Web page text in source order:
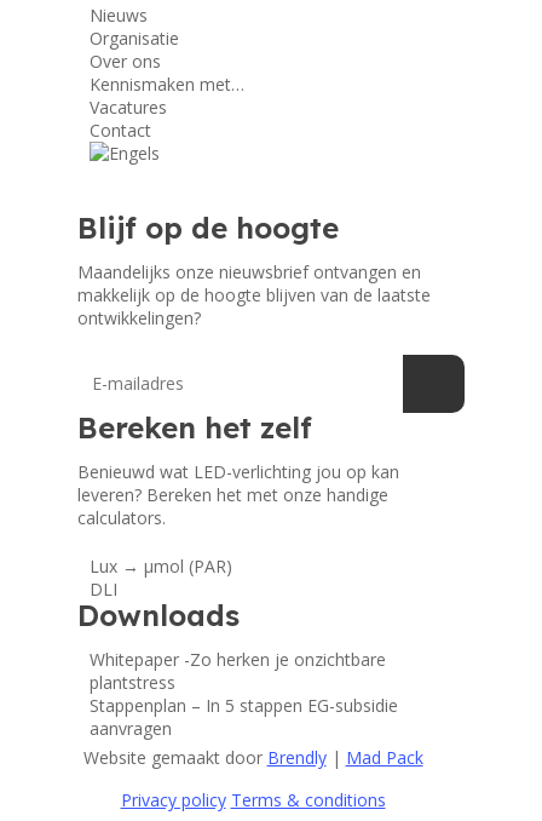
Nieuws
Organisatie
Over ons
Kennismaken met…
Vacatures
Contact
Blijf op de hoogte
Maandelijks onze nieuwsbrief ontvangen en
makkelijk op de hoogte blijven van de laatste
ontwikkelingen?
Bereken het zelf
Benieuwd wat LED-verlichting jou op kan
leveren? Bereken het met onze handige
calculators.
Lux → μmol (PAR)
DLI
Downloads
Whitepaper -Zo herken je onzichtbare
plantstress
Stappenplan – In 5 stappen EG-subsidie
aanvragen
Website gemaakt door Brendly| Mad Pack
Privacy policy Terms & conditions